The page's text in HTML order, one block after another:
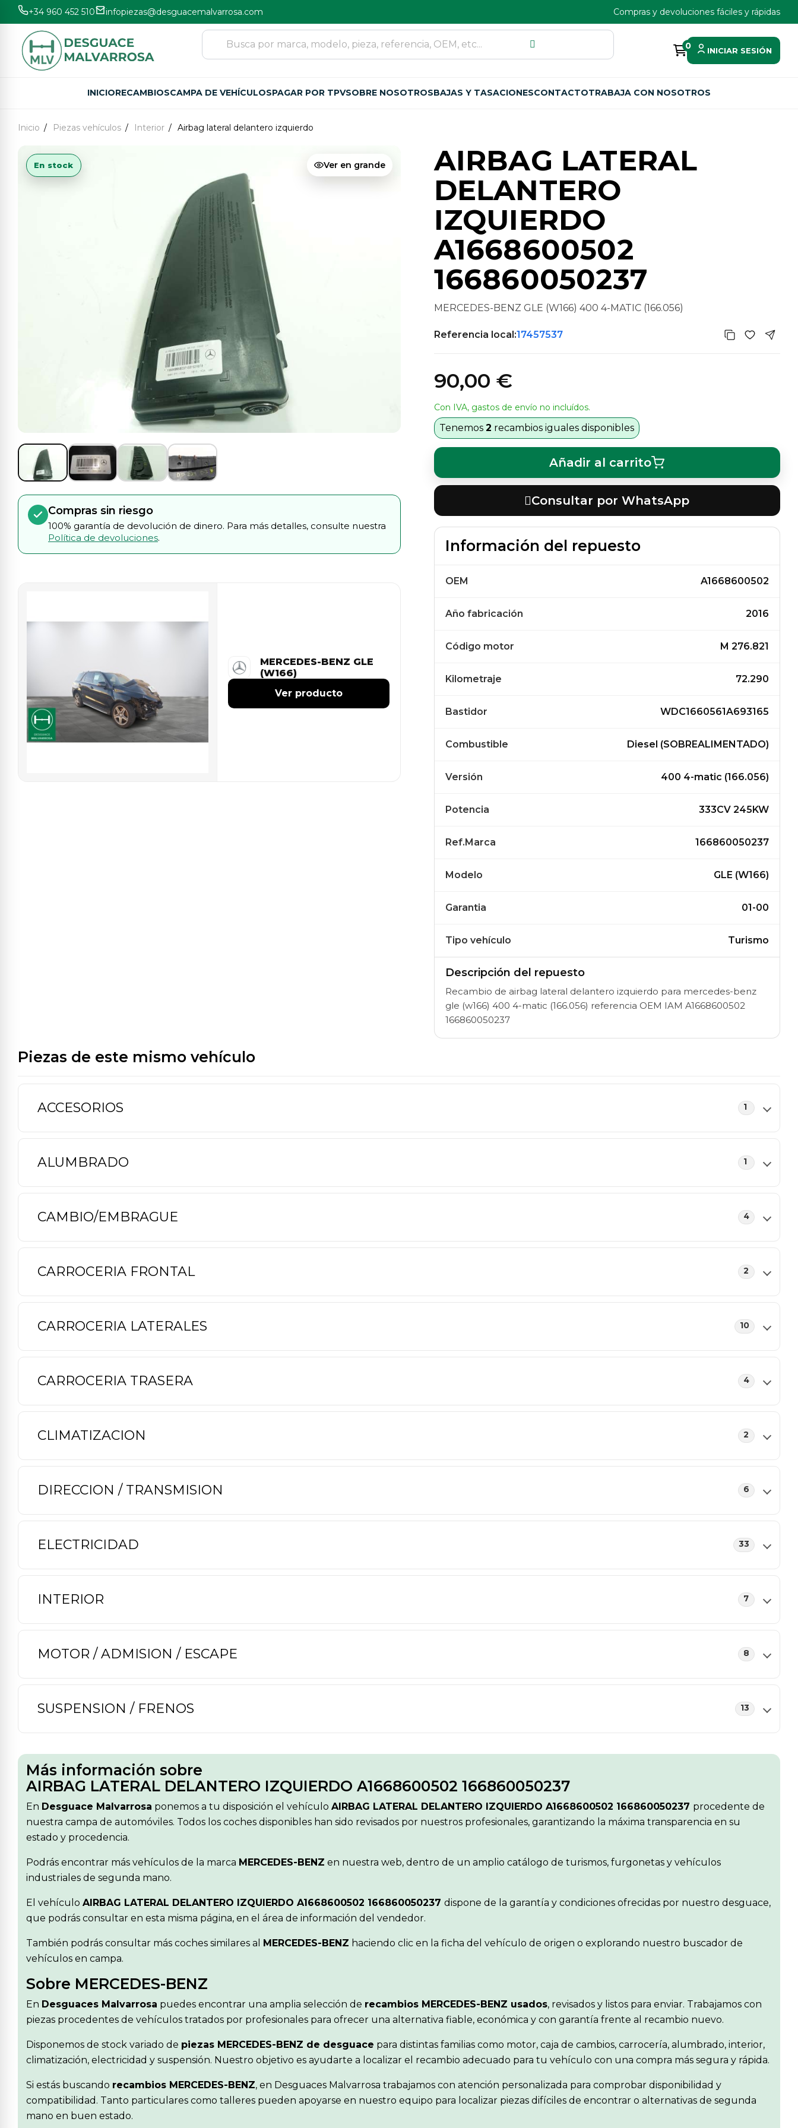
+34 960 452 510 infopiezas@desguacemalvarrosa.com Compras y devoluciones fáciles y rápidas
0 INICIAR SESIÓN
INICIORECAMBIOSCAMPA DE VEHÍCULOSPAGAR POR TPVSOBRE NOSOTROSBAJAS Y TASACIONESCONTACTOTRABAJA CON NOSOTROS
Inicio Piezas vehículos Interior Airbag lateral delantero izquierdo
Ver en grande
En stock
Compras sin riesgo
100% garantía de devolución de dinero. Para más detalles, consulte nuestra
Política de devoluciones.
MERCEDES-BENZ GLE
(W166)
Ver producto
AIRBAG LATERAL
DELANTERO
IZQUIERDO
A1668600502
166860050237
MERCEDES-BENZ GLE (W166) 400 4-MATIC (166.056)
Referencia local:17457537
90,00 €
Con IVA, gastos de envío no incluídos.
Tenemos 2 recambios iguales disponibles
Añadir al carrito
Consultar por WhatsApp
Información del repuesto
OEM A1668600502
Año fabricación 2016
Código motor M 276.821
Kilometraje 72.290
Bastidor WDC1660561A693165
Combustible Diesel (SOBREALIMENTADO)
Versión 400 4-matic (166.056)
Potencia 333CV 245KW
Ref.Marca 166860050237
Modelo GLE (W166)
Garantia 01-00
Tipo vehículo Turismo
Descripción del repuesto
Recambio de airbag lateral delantero izquierdo para mercedes-benz
gle (w166) 400 4-matic (166.056) referencia OEM IAM A1668600502
166860050237
Piezas de este mismo vehículo
ACCESORIOS 1
ALUMBRADO 1
CAMBIO/EMBRAGUE 4
CARROCERIA FRONTAL 2
CARROCERIA LATERALES 10
CARROCERIA TRASERA 4
CLIMATIZACION 2
DIRECCION / TRANSMISION 6
ELECTRICIDAD 33
INTERIOR 7
MOTOR / ADMISION / ESCAPE 8
SUSPENSION / FRENOS 13
Más información sobre
AIRBAG LATERAL DELANTERO IZQUIERDO A1668600502 166860050237
En Desguace Malvarrosa ponemos a tu disposición el vehículo AIRBAG LATERAL DELANTERO IZQUIERDO A1668600502 166860050237 procedente de
nuestra campa de automóviles. Todos los coches disponibles han sido revisados por nuestros profesionales, garantizando la máxima transparencia en su
estado y procedencia.
Podrás encontrar más vehículos de la marca MERCEDES-BENZ en nuestra web, dentro de un amplio catálogo de turismos, furgonetas y vehículos
industriales de segunda mano.
El vehículo AIRBAG LATERAL DELANTERO IZQUIERDO A1668600502 166860050237 dispone de la garantía y condiciones ofrecidas por nuestro desguace,
que podrás consultar en esta misma página, en el área de información del vendedor.
También podrás consultar más coches similares al MERCEDES-BENZ haciendo clic en la ficha del vehículo de origen o explorando nuestro buscador de
vehículos en campa.
Sobre MERCEDES-BENZ
En Desguaces Malvarrosa puedes encontrar una amplia selección de recambios MERCEDES-BENZ usados, revisados y listos para enviar. Trabajamos con
piezas procedentes de vehículos tratados por profesionales para ofrecer una alternativa fiable, económica y con garantía frente al recambio nuevo.
Disponemos de stock variado de piezas MERCEDES-BENZ de desguace para distintas familias como motor, caja de cambios, carrocería, alumbrado, interior,
climatización, electricidad y suspensión. Nuestro objetivo es ayudarte a localizar el recambio adecuado para tu vehículo con una compra más segura y rápida.
Si estás buscando recambios MERCEDES-BENZ, en Desguaces Malvarrosa trabajamos con atención personalizada para comprobar disponibilidad y
compatibilidad. Tanto particulares como talleres pueden apoyarse en nuestro equipo para localizar piezas difíciles de encontrar o alternativas de segunda
mano en buen estado.